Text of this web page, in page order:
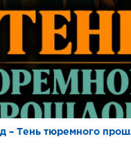
– Тень тюремного